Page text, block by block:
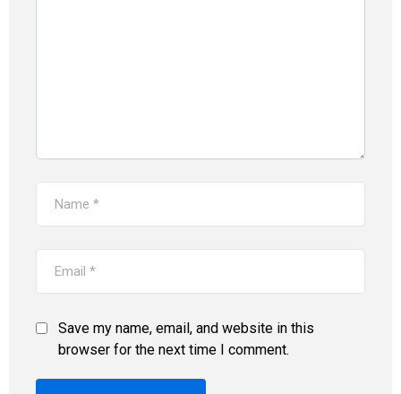
Save my name, email, and website in this
browser for the next time I comment.